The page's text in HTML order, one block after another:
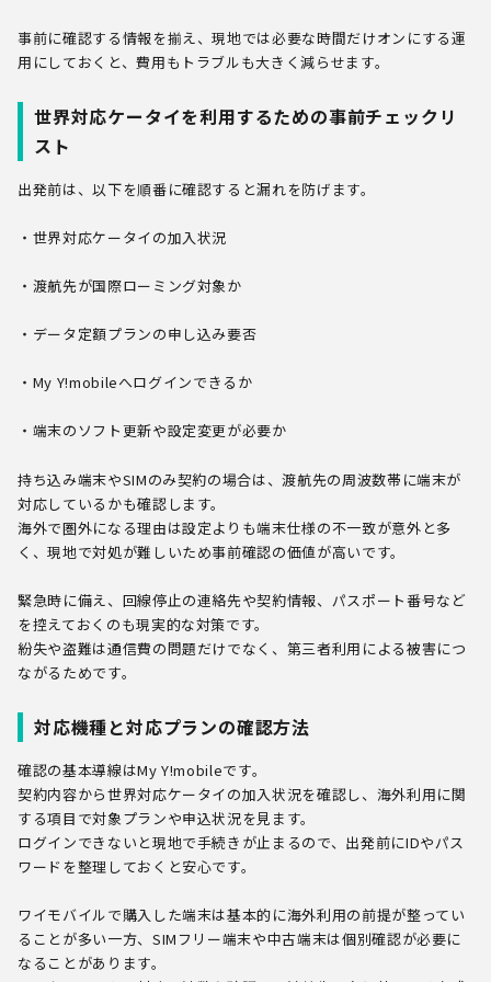
事前に確認する情報を揃え、現地では必要な時間だけオンにする運
用にしておくと、費用もトラブルも大きく減らせます。
世界対応ケータイを利用するための事前チェックリ
スト
出発前は、以下を順番に確認すると漏れを防げます。
・世界対応ケータイの加入状況
・渡航先が国際ローミング対象か
・データ定額プランの申し込み要否
・My Y!mobileへログインできるか
・端末のソフト更新や設定変更が必要か
持ち込み端末やSIMのみ契約の場合は、渡航先の周波数帯に端末が
対応しているかも確認します。
海外で圏外になる理由は設定よりも端末仕様の不一致が意外と多
く、現地で対処が難しいため事前確認の価値が高いです。
緊急時に備え、回線停止の連絡先や契約情報、パスポート番号など
を控えておくのも現実的な対策です。
紛失や盗難は通信費の問題だけでなく、第三者利用による被害につ
ながるためです。
対応機種と対応プランの確認方法
確認の基本導線はMy Y!mobileです。
契約内容から世界対応ケータイの加入状況を確認し、海外利用に関
する項目で対象プランや申込状況を見ます。
ログインできないと現地で手続きが止まるので、出発前にIDやパス
ワードを整理しておくと安心です。
ワイモバイルで購入した端末は基本的に海外利用の前提が整ってい
ることが多い一方、SIMフリー端末や中古端末は個別確認が必要に
なることがあります。